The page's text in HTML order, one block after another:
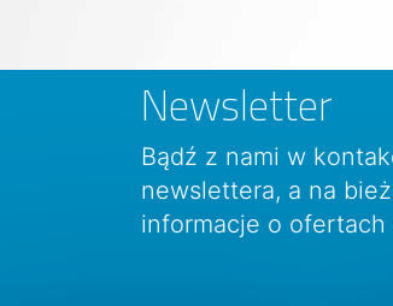
Newsletter
Bądź z nami w
newslettera, a na
informacje o ofertach